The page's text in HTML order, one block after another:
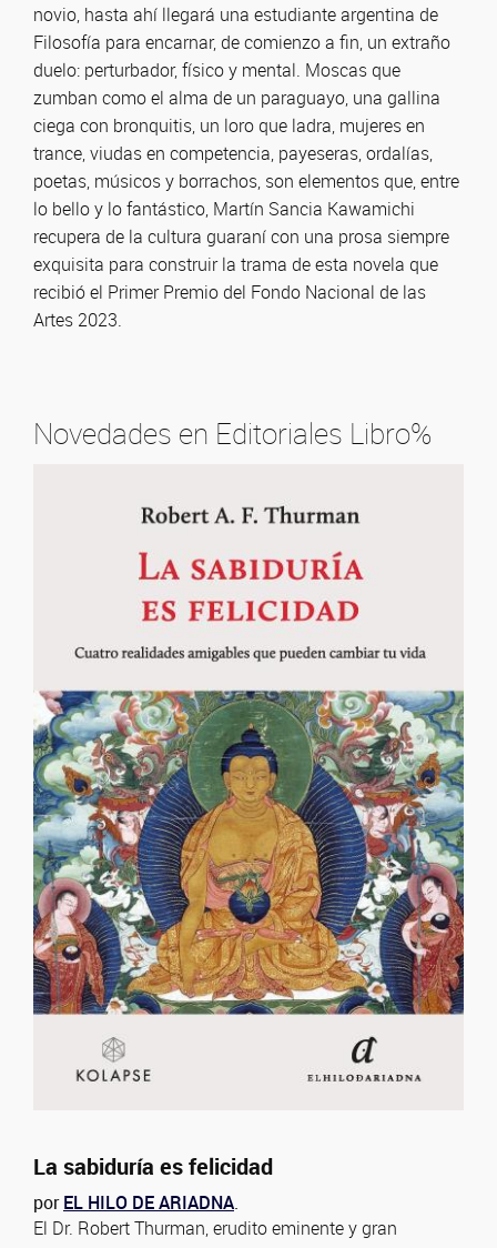
novio, hasta ahí llegará una estudiante argentina de
Filosofía para encarnar, de comienzo a fin, un extraño
duelo: perturbador, físico y mental. Moscas que
zumban como el alma de un paraguayo, una gallina
ciega con bronquitis, un loro que ladra, mujeres en
trance, viudas en competencia, payeseras, ordalías,
poetas, músicos y borrachos, son elementos que, entre
lo bello y lo fantástico, Martín Sancia Kawamichi
recupera de la cultura guaraní con una prosa siempre
exquisita para construir la trama de esta novela que
recibió el Primer Premio del Fondo Nacional de las
Artes 2023.
Novedades en Editoriales Libro%
La sabiduría es felicidad
porEL HILO DE ARIADNA.
El Dr. Robert Thurman, erudito eminente y gran